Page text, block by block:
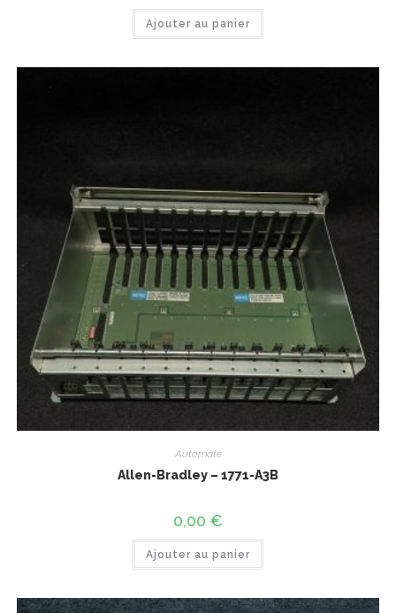
Ajouter au panier
Automate
Allen-Bradley – 1771-A3B
0,00 €
Ajouter au panier